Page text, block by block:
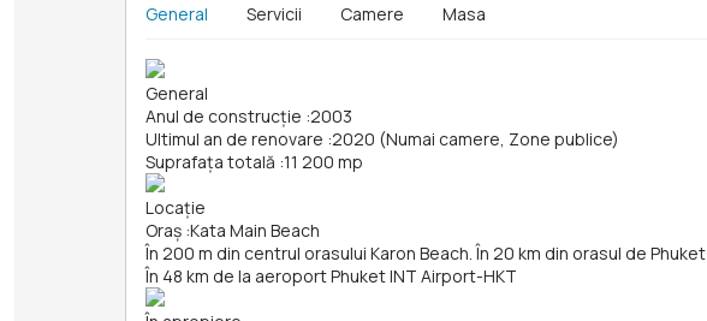
General Servicii Camere Masa
General
Anul de construcție :2003
Ultimul an de renovare :2020 (Numai camere, Zone publice)
Suprafața totală :11 200 mp
Locație
Oraș :Kata Main Beach
În 200 m din centrul orasului Karon Beach. În 20 km din orasul de Phuket
În 48 km de la aeroport Phuket INT Airport-HKT